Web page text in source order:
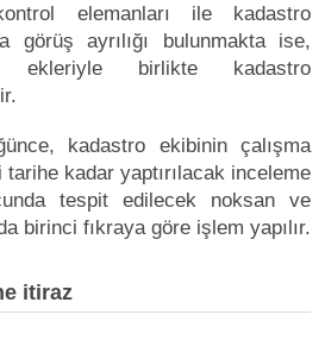
elemanları ile kadastro
görüş ayrılığı bulunmakta ise,
ekleriyle birlikte kadastro
kadastro ekibinin çalışma
kadar yaptırılacak inceleme
tespit edilecek noksan ve
birinci fıkraya göre işlem yapılır.
itiraz